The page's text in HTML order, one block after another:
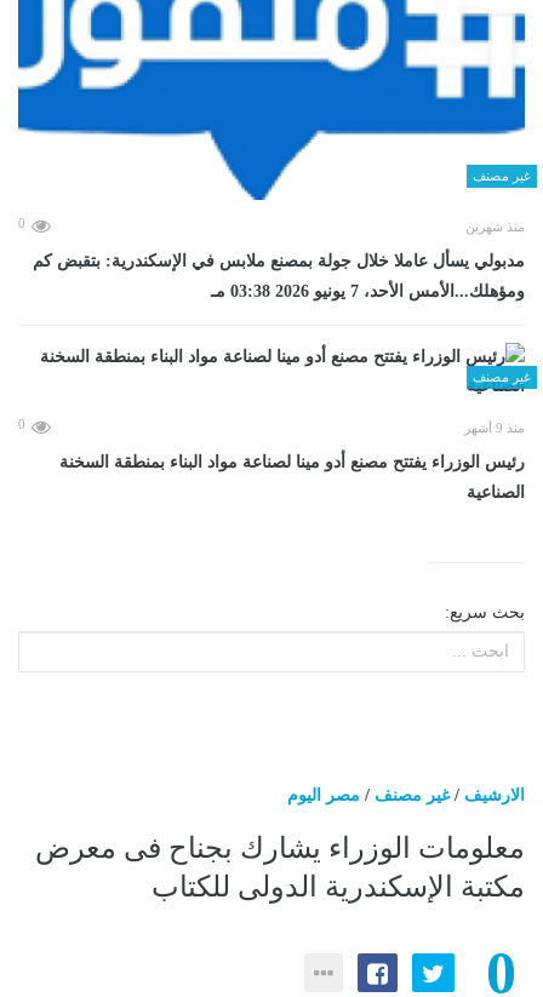
غير مصنف
منذ شهرين 0
مدبولي يسأل عاملا خلال جولة بمصنع ملابس في الإسكندرية: بتقبض كم
ومؤهلك...الأمس الأحد، 7 يونيو 2026 03:38 مـ
غير مصنف
منذ 9 أشهر 0
رئيس الوزراء يفتتح مصنع أدو مينا لصناعة مواد البناء بمنطقة السخنة
الصناعية
بحث سريع:
الارشيف /غير مصنف / مصر اليوم
معلومات الوزراء يشارك بجناح فى معرض
مكتبة الإسكندرية الدولى للكتاب
0